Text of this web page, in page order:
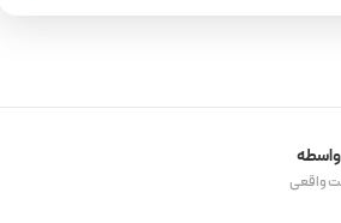
واقعی